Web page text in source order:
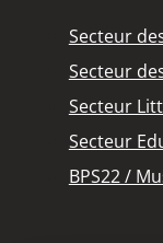
Secteur
Secteur
Secteur
Secteur
BPS22 /